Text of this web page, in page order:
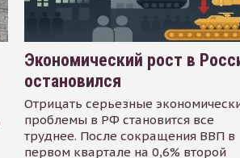
Экономический рост в
остановился
Отрицать серьезные
проблемы в РФ становится все
труднее. После сокращения ВВП в
первом квартале на 0,6% второй